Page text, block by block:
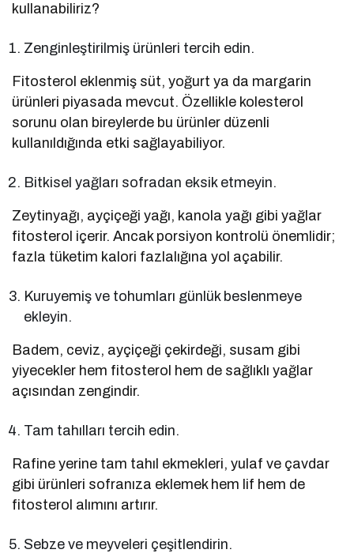
kullanabiliriz?
Zenginleştirilmiş ürünleri tercih edin.
Fitosterol eklenmiş süt, yoğurt ya da margarin
ürünleri piyasada mevcut. Özellikle kolesterol
sorunu olan bireylerde bu ürünler düzenli
kullanıldığında etki sağlayabiliyor.
Bitkisel yağları sofradan eksik etmeyin.
Zeytinyağı, ayçiçeği yağı, kanola yağı gibi yağlar
fitosterol içerir. Ancak porsiyon kontrolü önemlidir;
fazla tüketim kalori fazlalığına yol açabilir.
Kuruyemiş ve tohumları günlük beslenmeye
ekleyin.
Badem, ceviz, ayçiçeği çekirdeği, susam gibi
yiyecekler hem fitosterol hem de sağlıklı yağlar
açısından zengindir.
Tam tahılları tercih edin.
Rafine yerine tam tahıl ekmekleri, yulaf ve çavdar
gibi ürünleri sofranıza eklemek hem lif hem de
fitosterol alımını artırır.
Sebze ve meyveleri çeşitlendirin.